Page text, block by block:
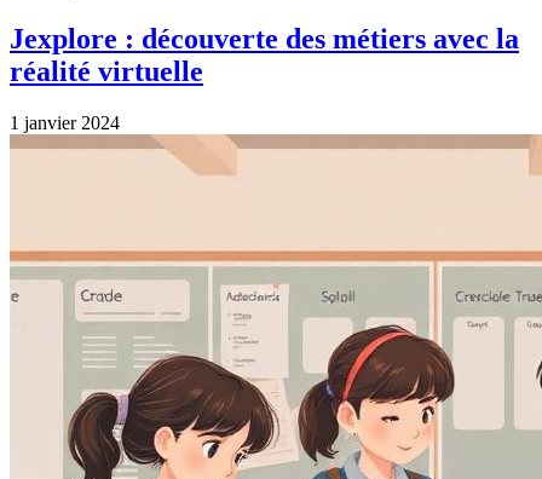
Jexplore : découverte des métiers avec la
réalité virtuelle
1 janvier 2024